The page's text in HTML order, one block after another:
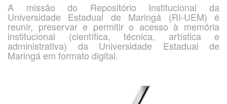
A missão do Repositório Institucional da
Universidade Estadual de Maringá (RI-UEM) é
reunir, preservar e permitir o acesso à memória
institucional (científica, técnica, artística e
administrativa) da Universidade Estadual de
Maringá em formato digital.